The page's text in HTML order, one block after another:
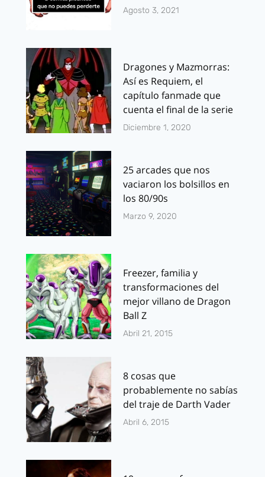
Agosto 3, 2021
Dragones y Mazmorras:
Así es Requiem, el
capítulo fanmade que
cuenta el final de la serie
Diciembre 1, 2020
25 arcades que nos
vaciaron los bolsillos en
los 80/90s
Marzo 9, 2020
Freezer, familia y
transformaciones del
mejor villano de Dragon
Ball Z
Abril 21, 2015
8 cosas que
probablemente no sabías
del traje de Darth Vader
Abril 6, 2015